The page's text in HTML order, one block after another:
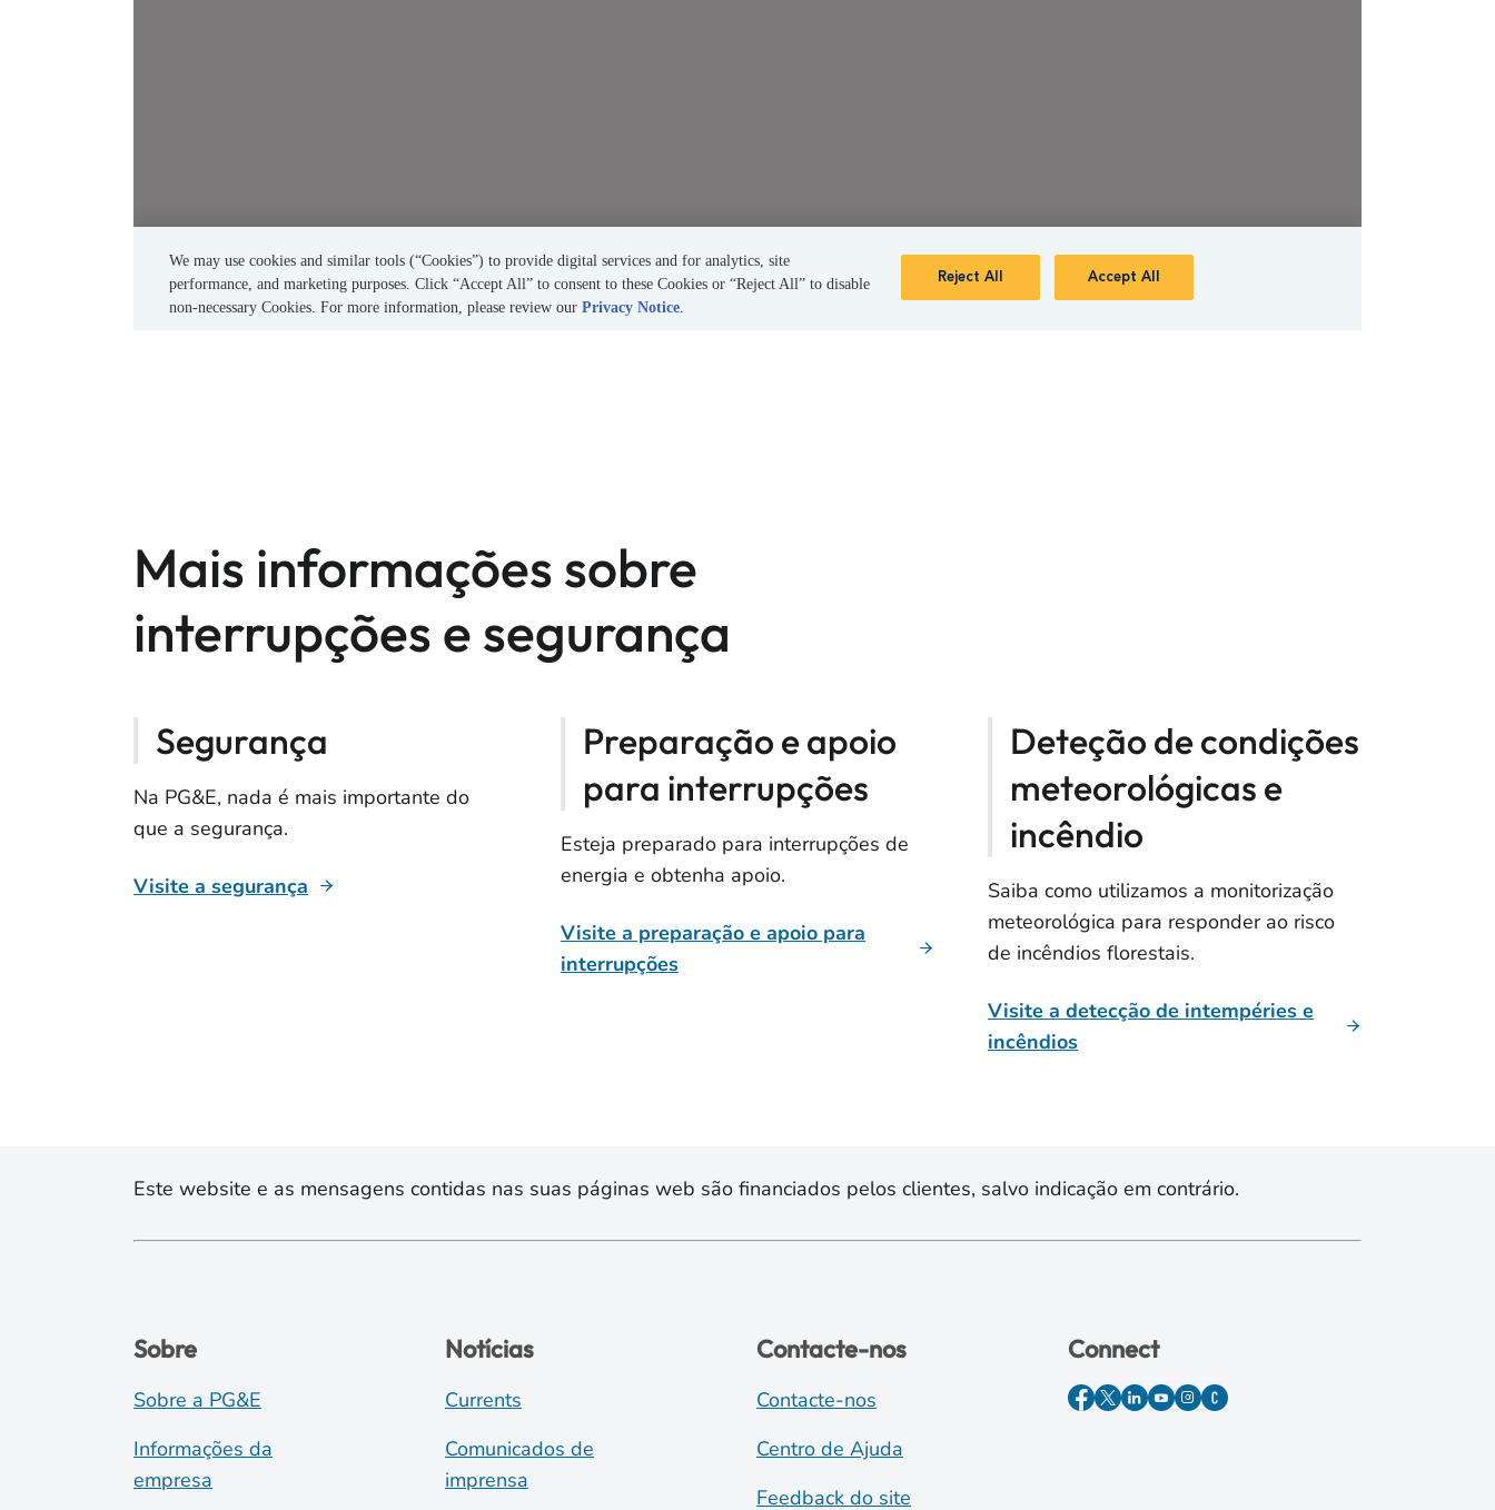
Mais informações sobre
interrupções e segurança
Segurança
Na PG&E, nada é mais importante do
que a segurança.
Visite a segurança
Preparação e apoio
para interrupções
Esteja preparado para interrupções de
energia e obtenha apoio.
Visite a preparação e apoio para
interrupções
Deteção de condições
meteorológicas e
incêndio
Saiba como utilizamos a monitorização
meteorológica para responder ao risco
de incêndios florestais.
Visite a detecção de intempéries e
incêndios
Este website e as mensagens contidas nas suas páginas web são financiados pelos clientes, salvo indicação em contrário.
Sobre
Sobre a PG&E
Informações da
empresa
Notícias
Currents
Comunicados de
imprensa
Contacte-nos
Contacte-nos
Centro de Ajuda
Feedback do site
Connect